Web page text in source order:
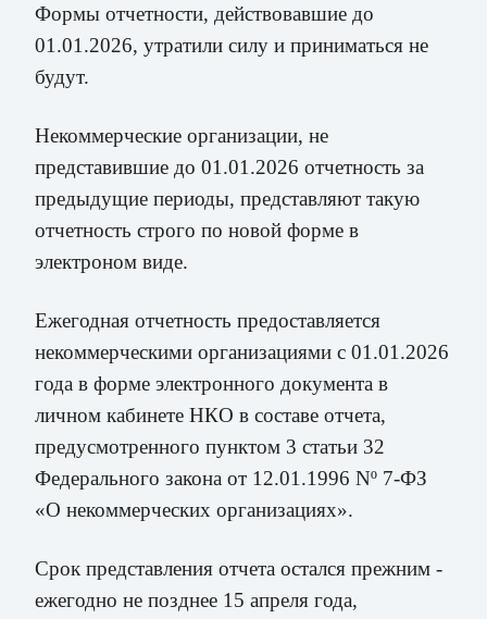
Формы отчетности, действовавшие до
01.01.2026, утратили силу и приниматься не
будут.
Некоммерческие организации, не
представившие до 01.01.2026 отчетность за
предыдущие периоды, представляют такую
отчетность строго по новой форме в
электроном виде.
Ежегодная отчетность предоставляется
некоммерческими организациями с 01.01.2026
года в форме электронного документа в
личном кабинете НКО в составе отчета,
предусмотренного пунктом 3 статьи 32
Федерального закона от 12.01.1996 Nº 7-ФЗ
«О некоммерческих организациях».
Срок представления отчета остался прежним -
ежегодно не позднее 15 апреля года,